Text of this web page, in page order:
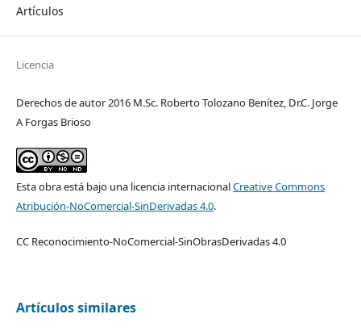
Artículos
Licencia
Derechos de autor 2016 M.Sc. Roberto Tolozano Benítez, Dr.C. Jorge
A Forgas Brioso
Esta obra está bajo una licencia internacionalCreative Commons
Atribución-NoComercial-SinDerivadas 4.0.
CC Reconocimiento-NoComercial-SinObrasDerivadas 4.0
Artículos similares